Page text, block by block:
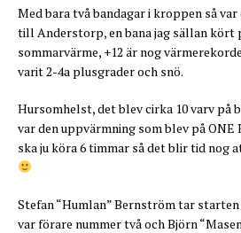
Med bara två bandagar i kroppen så
till Anderstorp, en bana jag sällan kört
sommarvärme, +12 är nog
varit 2-4a plusgrader och snö.
Hursomhelst, det blev cirka 10 varv på
var den uppvärmning som blev på ONE
ska ju köra 6 timmar så det blir tid nog
Stefan “Humlan” Bernström tar
var förare nummer två och Björn